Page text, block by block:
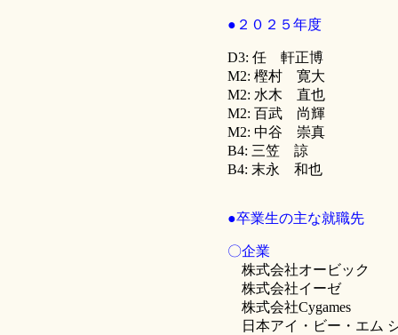
●２０２５年度
D3: 任 軒正博
M2: 樫村 寛大
M2: 水木 直也
M2: 百武 尚輝
M2: 中谷 崇真
B4: 三笠 諒
B4: 末永 和也
●卒業生の主な就職先
〇企業
株式会社オービック
株式会社イーゼ
株式会社Cygames
日本アイ・ビー・エム